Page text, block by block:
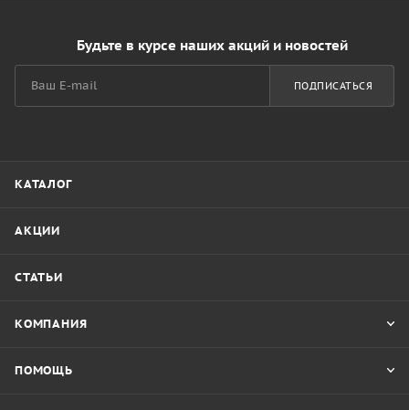
Будьте в курсе наших акций и новостей
ПОДПИСАТЬСЯ
КАТАЛОГ
АКЦИИ
СТАТЬИ
КОМПАНИЯ
ПОМОЩЬ